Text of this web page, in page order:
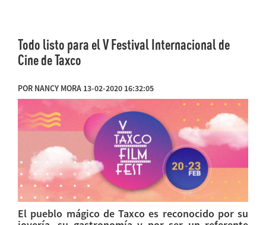
Todo listo para el V Festival Internacional de
Cine de Taxco
POR NANCY MORA 13-02-2020 16:32:05
El pueblo mágico de Taxco es reconocido por su